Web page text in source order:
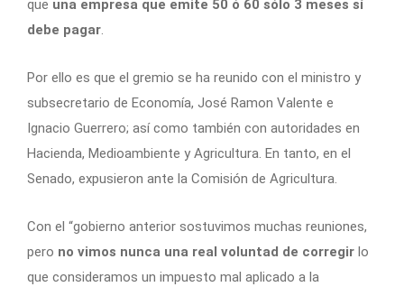
que una empresa que emite 50 ó 60 sólo 3 meses sí
debe pagar.
Por ello es que el gremio se ha reunido con el ministro y
subsecretario de Economía, José Ramon Valente e
Ignacio Guerrero; así como también con autoridades en
Hacienda, Medioambiente y Agricultura. En tanto, en el
Senado, expusieron ante la Comisión de Agricultura.
Con el “gobierno anterior sostuvimos muchas reuniones,
pero no vimos nunca una real voluntad de corregir lo
que consideramos un impuesto mal aplicado a la